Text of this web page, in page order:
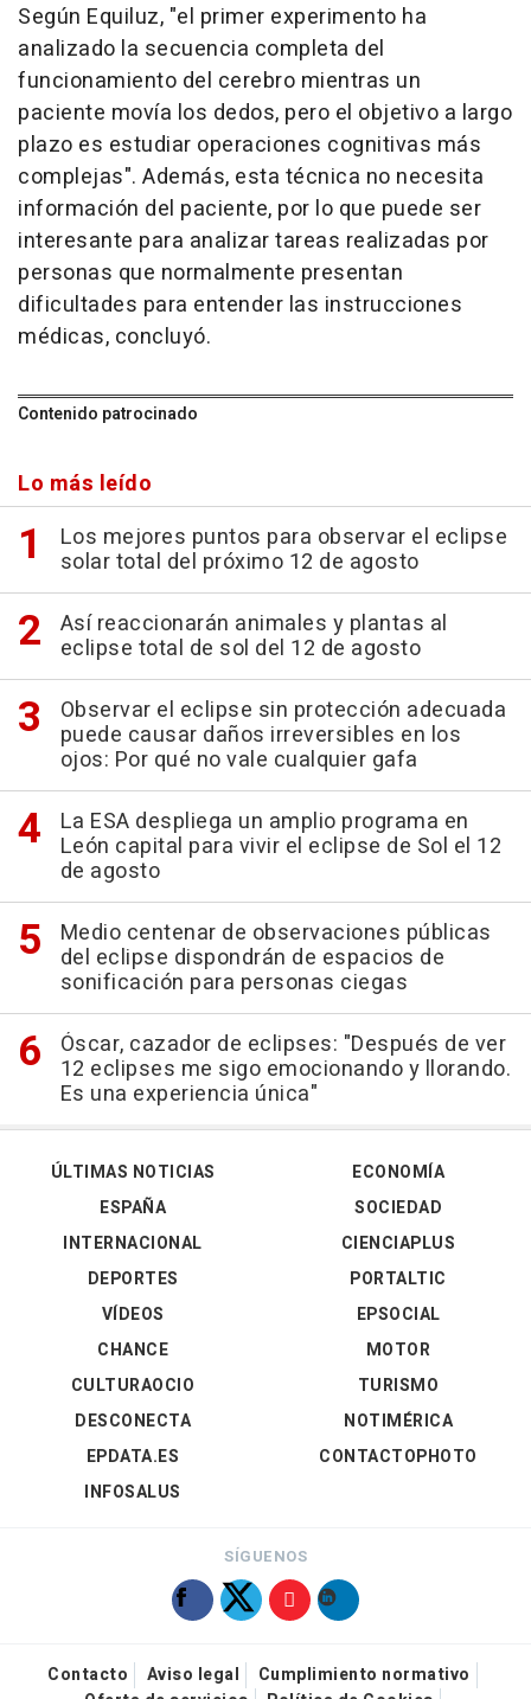
Según Equiluz, "el primer experimento ha
analizado la secuencia completa del
funcionamiento del cerebro mientras un
paciente movía los dedos, pero el objetivo a largo
plazo es estudiar operaciones cognitivas más
complejas". Además, esta técnica no necesita
información del paciente, por lo que puede ser
interesante para analizar tareas realizadas por
personas que normalmente presentan
dificultades para entender las instrucciones
médicas, concluyó.
Contenido patrocinado
Lo más leído
Los mejores puntos para observar el eclipse
solar total del próximo 12 de agosto
Así reaccionarán animales y plantas al
eclipse total de sol del 12 de agosto
Observar el eclipse sin protección adecuada
puede causar daños irreversibles en los
ojos: Por qué no vale cualquier gafa
La ESA despliega un amplio programa en
León capital para vivir el eclipse de Sol el 12
de agosto
Medio centenar de observaciones públicas
del eclipse dispondrán de espacios de
sonificación para personas ciegas
Óscar, cazador de eclipses: "Después de ver
12 eclipses me sigo emocionando y llorando.
Es una experiencia única"
ÚLTIMAS NOTICIAS
ESPAÑA
INTERNACIONAL
DEPORTES
VÍDEOS
ECONOMÍA
SOCIEDAD
CIENCIAPLUS
PORTALTIC
EPSOCIAL
CHANCE
CULTURAOCIO
DESCONECTA
EPDATA.ES
INFOSALUS
MOTOR
TURISMO
NOTIMÉRICA
CONTACTOPHOTO
SÍGUENOS
Contacto Aviso legal
Cumplimiento normativo